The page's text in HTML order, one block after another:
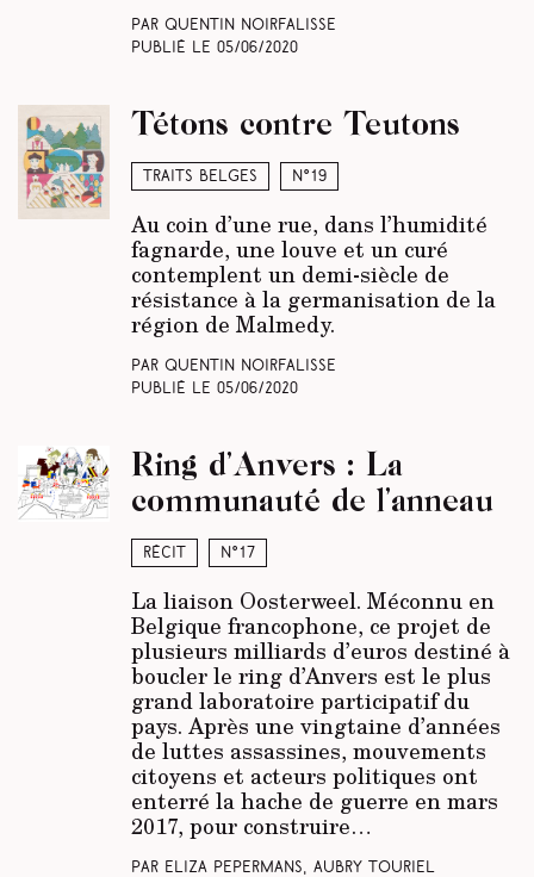
Par Quentin Noirfalisse
Publié le 05/06/2020
Traits belges N°19
Tétons contre Teutons
Au coin d’une rue, dans l’humidité
fagnarde, une louve et un curé
contemplent un demi-siècle de
résistance à la germanisation de la
région de Malmedy.
Par Quentin Noirfalisse
Publié le 05/06/2020
Récit N°17
Ring d’Anvers : La
communauté de l’anneau
La liaison Oosterweel. Méconnu en
Belgique francophone, ce projet de
plusieurs milliards d’euros destiné à
boucler le ring d’Anvers est le plus
grand laboratoire participatif du
pays. Après une vingtaine d’années
de luttes assassines, mouvements
citoyens et acteurs politiques ont
enterré la hache de guerre en mars
2017, pour construire…
Par Eliza Pepermans, Aubry Touriel